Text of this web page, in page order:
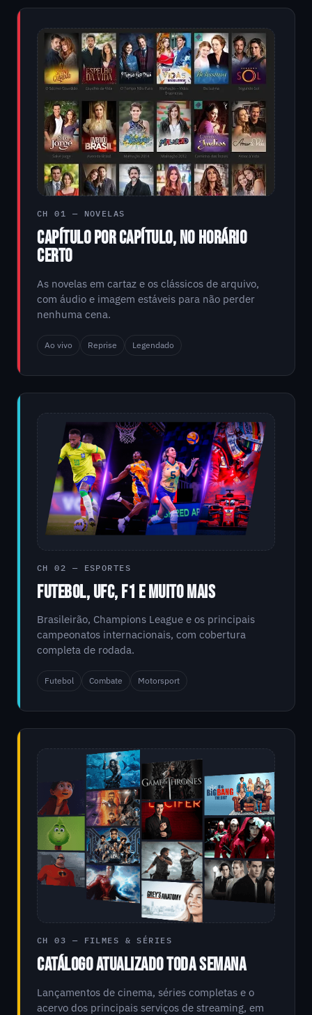
CH 01 — NOVELAS
CAPÍTULO POR CAPÍTULO, NO HORÁRIO
CERTO
As novelas em cartaz e os clássicos de arquivo,
com áudio e imagem estáveis para não perder
nenhuma cena.
Ao vivo Reprise Legendado
CH 02 — ESPORTES
FUTEBOL, UFC, F1 E MUITO MAIS
Brasileirão, Champions League e os principais
campeonatos internacionais, com cobertura
completa de rodada.
Futebol Combate Motorsport
CH 03 — FILMES & SÉRIES
CATÁLOGO ATUALIZADO TODA SEMANA
Lançamentos de cinema, séries completas e o
acervo dos principais serviços de streaming, em